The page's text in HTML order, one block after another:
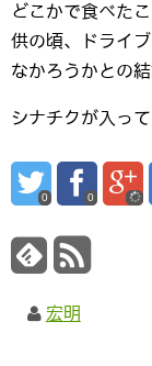
どこかで食べた
供の頃、ドライ
なかろうかとの
シナチクが入っ
0 0
宏明